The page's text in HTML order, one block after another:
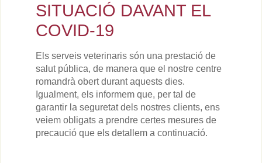
SITUACIÓ DAVANT EL
COVID-19
Els serveis veterinaris són una prestació de
salut pública, de manera que el nostre centre
romandrà obert durant aquests dies.
Igualment, els informem que, per tal de
garantir la seguretat dels nostres clients, ens
veiem obligats a prendre certes mesures de
precaució que els detallem a continuació.